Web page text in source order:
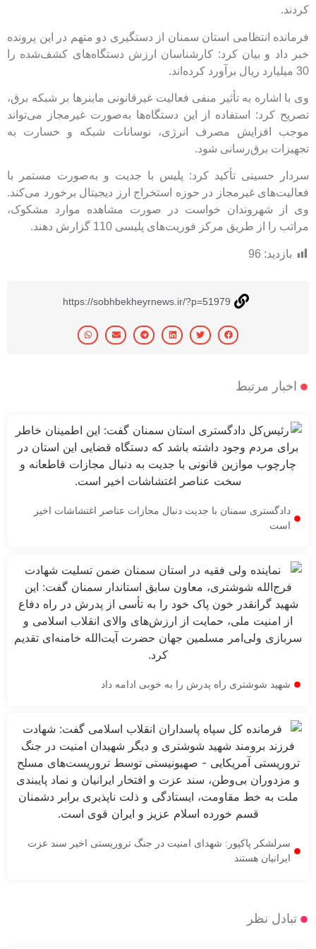
انتظامی استان سمنان از دستگیری دو متهم در این پرونده
و بیان کرد: کارشناسان ارزش دستگاه‌های کشف‌شده را
به تأثیر منفی فعالیت غیرقانونی ماینرها بر شبکه برق،
استفاده از این دستگاه‌ها به‌صورت غیرمجاز می‌تواند
مصرف انرژی، نوسانات شبکه و خسارت به
برق‌رسانی شود.
تأکید کرد: پلیس با جدیت و به‌صورت مستمر با
غیرمجاز در حوزه استخراج ارز دیجیتال برخورد می‌کند.
خواست در صورت مشاهده موارد مشکوک،
طریق مرکز فوریت‌های پلیسی 110 گزارش دهند.
96
https://sobhbekheyrnews.ir/?p=51979
مرتبط
سمنان با جدیت دنبال مجازات عناصر اغتشاشات اخیر
شوشتری راه پدرش را به خوبی ادامه داد
پاکپور: شهدای امنیت در جنگ تروریستی اخیر سند عزت
هستند
نظر